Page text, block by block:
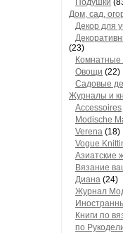
Подушки
Дом, сад,
Декор для
(23)
Комнатные
Овощи (22)
Садовые
Журналы и
Accessoires
Modische
Verena (18)
Vogue
Азиатские
Вязание
Диана (24)
Журнал
Книги по
по